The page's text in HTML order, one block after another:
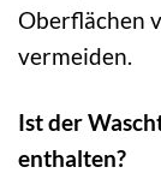
Oberflächen
vermeiden.
Ist der
enthalten?